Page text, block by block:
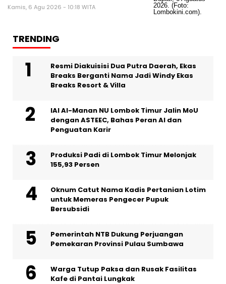
Kamis, 6 Agu 2026 - 10:18 WITA
TRENDING
Resmi Diakuisisi Dua Putra Daerah, Ekas
Breaks Berganti Nama Jadi Windy Ekas
Breaks Resort & Villa
IAI Al-Manan NU Lombok Timur Jalin MoU
dengan ASTEEC, Bahas Peran AI dan
Penguatan Karir
Produksi Padi di Lombok Timur Melonjak
155,93 Persen
Oknum Catut Nama Kadis Pertanian Lotim
untuk Memeras Pengecer Pupuk
Bersubsidi
Pemerintah NTB Dukung Perjuangan
Pemekaran Provinsi Pulau Sumbawa
Warga Tutup Paksa dan Rusak Fasilitas
Kafe di Pantai Lungkak